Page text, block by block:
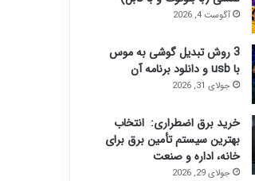
آگوست 4, 2026
3 روش تبدیل گوشی به موس
با usb و دانلود برنامه آن
جولای 31, 2026
خرید برق اضطراری: انتخاب
بهترین سیستم تأمین برق برای
خانه، اداره و صنعت
جولای 29, 2026